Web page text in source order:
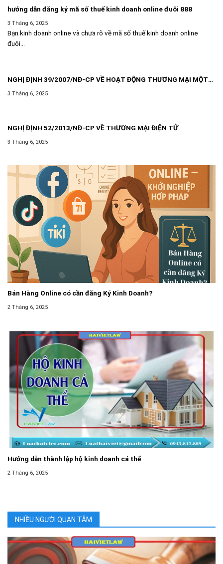
hướng dẫn đăng ký mã số thuế kinh doanh online đuôi 888
3 Tháng 6, 2025
Bạn kinh doanh online và chưa rõ về mã số thuế kinh doanh online
đuôi...
NGHỊ ĐỊNH 39/2007/NĐ-CP VỀ HOẠT ĐỘNG THƯƠNG MẠI MỘT
3 Tháng 6, 2025
NGHỊ ĐỊNH 52/2013/NĐ-CP VỀ THƯƠNG MẠI ĐIỆN TỬ
3 Tháng 6, 2025
Bán Hàng Online có cần đăng Ký Kinh Doanh?
2 Tháng 6, 2025
Hướng dẫn thành lập hộ kinh doanh cá thể
2 Tháng 6, 2025
NHIỀU NGƯỜI QUAN TÂM